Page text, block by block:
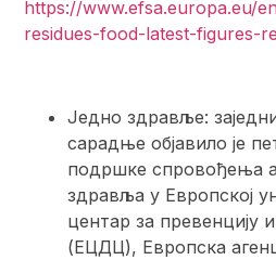
https://www.efsa.europa.eu/
residues-food-latest-figures-
Једно здравље:
сарадње објавило је
подршке спровођења
здравља у Европској
центар за превенцију
(ЕЦДЦ), Европска